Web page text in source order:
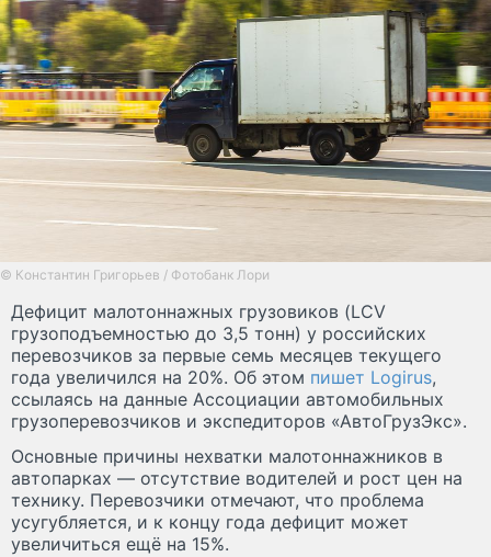
© Константин Григорьев / Фотобанк Лори
Дефицит малотоннажных грузовиков (LCV
грузоподъемностью до 3,5 тонн) у российских
перевозчиков за первые семь месяцев текущего
года увеличился на 20%. Об этом пишет Logirus,
ссылаясь на данные Ассоциации автомобильных
грузоперевозчиков и экспедиторов «АвтоГрузЭкс».
Основные причины нехватки малотоннажников в
автопарках — отсутствие водителей и рост цен на
технику. Перевозчики отмечают, что проблема
усугубляется, и к концу года дефицит может
увеличиться ещё на 15%.